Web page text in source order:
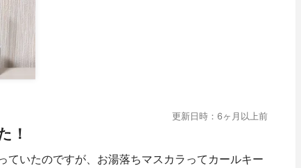
更新日時：6ヶ月以上前
！
ていたのですが、お湯落ちマスカラってカールキー